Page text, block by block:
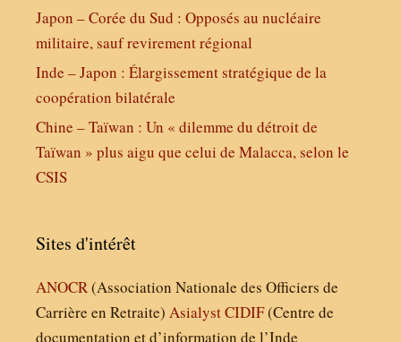
Japon – Corée du Sud : Opposés au nucléaire
militaire, sauf revirement régional
Inde – Japon : Élargissement stratégique de la
coopération bilatérale
Chine – Taïwan : Un « dilemme du détroit de
Taïwan » plus aigu que celui de Malacca, selon le
CSIS
Sites d'intérêt
ANOCR(Association Nationale des Officiers de
Carrière en Retraite) AsialystCIDIF(Centre de
documentation et d’information de l’Inde